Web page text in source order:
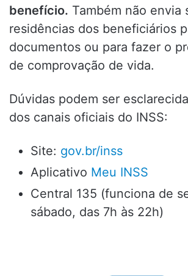
benefício. Também não envia
residências dos beneficiários
documentos ou para fazer o
de comprovação de vida.
Dúvidas podem ser
dos canais oficiais do INSS:
Site: gov.br/inss
Aplicativo Meu INSS
Central 135 (funciona de
sábado, das 7h às 22h)